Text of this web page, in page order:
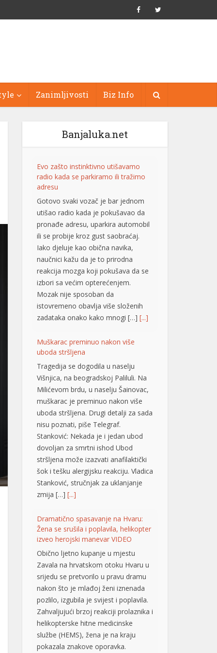
Zanimljivosti Biz Info
Banjaluka.net
Evo zašto instinktivno utišavamo
radio kada se parkiramo ili tražimo
adresu
Gotovo svaki vozač je bar jednom
utišao radio kada je pokušavao da
pronađe adresu, uparkira automobil
ili se probije kroz gust saobraćaj.
Iako djeluje kao obična navika,
naučnici kažu da je to prirodna
reakcija mozga koji pokušava da se
izbori sa većim opterećenjem.
Mozak nije sposoban da
istovremeno obavlja više složenih
zadataka onako kako mnogi […] [...]
Muškarac preminuo nakon više
uboda stršljena
Tragedija se dogodila u naselju
Višnjica, na beogradskoj Paliluli. Na
Milićevom brdu, u naselju Šainovac,
muškarac je preminuo nakon više
uboda stršljena. Drugi detalji za sada
nisu poznati, piše Telegraf.
Stanković: Nekada je i jedan ubod
dovoljan za smrtni ishod Ubod
stršljena može izazvati anafilaktički
šok i tešku alergijsku reakciju. Vladica
Stanković, stručnjak za uklanjanje
zmija […] [...]
Dramatično spasavanje na Hvaru:
Žena se srušila i poplavila, helikopter
izveo herojski manevar VIDEO
Obično ljetno kupanje u mjestu
Zavala na hrvatskom otoku Hvaru u
srijedu se pretvorilo u pravu dramu
nakon što je mlađoj ženi iznenada
pozlilo, izgubila je svijest i poplavila.
Zahvaljujući brzoj reakciji prolaznika i
helikopterske hitne medicinske
službe (HEMS), žena je na kraju
pokazala znakove oporavka.